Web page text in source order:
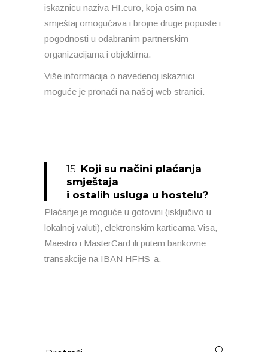
iskaznicu naziva HI.euro, koja osim na
smještaj omogućava i brojne druge popuste i
pogodnosti u odabranim partnerskim
organizacijama i objektima.
Više informacija o navedenoj iskaznici
moguće je pronaći na našoj web stranici.
15. Koji su načini plaćanja
smještaja
i ostalih usluga u hostelu?
Plaćanje je moguće u gotovini (isključivo u
lokalnoj valuti), elektronskim karticama Visa,
Maestro i MasterCard ili putem bankovne
transakcije na IBAN HFHS-a.